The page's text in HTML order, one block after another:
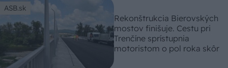
ASB.sk
Rekonštrukcia Bierovských
mostov finišuje. Cestu pri
Trenčíne sprístupnia
motoristom o pol roka skôr